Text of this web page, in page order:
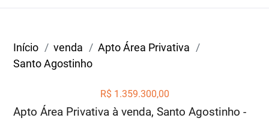
Início venda
Apto Área Privativa
Santo Agostinho
R$ 1.359.300,00
Apto Área Privativa à venda, Santo Agostinho -